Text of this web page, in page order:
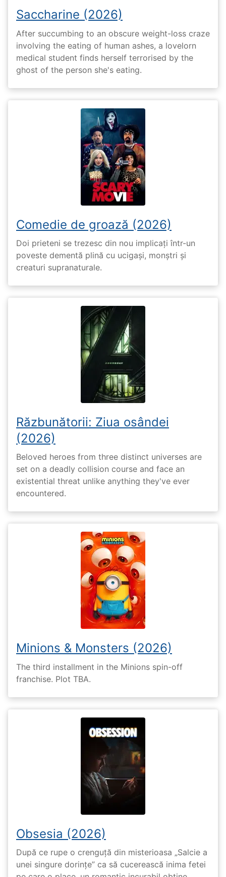
Saccharine (2026)
After succumbing to an obscure weight-loss craze
involving the eating of human ashes, a lovelorn
medical student finds herself terrorised by the
ghost of the person she's eating.
Comedie de groază (2026)
Doi prieteni se trezesc din nou implicați într-un
poveste dementă plină cu ucigași, monștri și
creaturi supranaturale.
Răzbunătorii: Ziua osândei
(2026)
Beloved heroes from three distinct universes are
set on a deadly collision course and face an
existential threat unlike anything they've ever
encountered.
Minions & Monsters (2026)
The third installment in the Minions spin-off
franchise. Plot TBA.
Obsesia (2026)
După ce rupe o crenguță din misterioasa „Salcie a
unei singure dorințe” ca să cucerească inima fetei